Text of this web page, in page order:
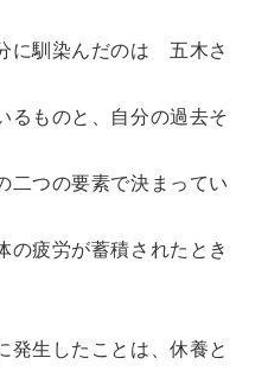
に馴染んだのは 五木さ
るものと、自分の過去そ
二つの要素で決まってい
の疲労が蓄積されたとき
発生したことは、休養と